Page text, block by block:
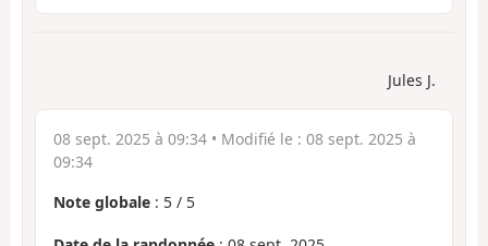
Jules J.
08 sept. 2025 à 09:34 • Modifié le : 08 sept. 2025 à
09:34
Note globale : 5 / 5